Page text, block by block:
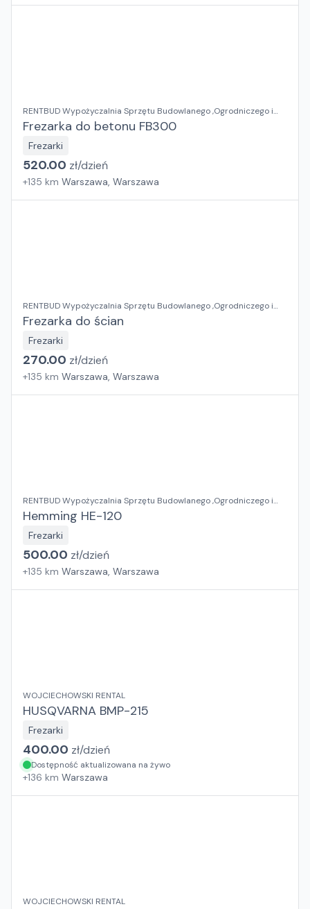
RENTBUD Wypożyczalnia Sprzętu Budowlanego ,Ogrodniczego i
Elektronarzędzi
Frezarka do betonu FB300
Frezarki
520.00 zł/dzień
+135 km Warszawa, Warszawa
RENTBUD Wypożyczalnia Sprzętu Budowlanego ,Ogrodniczego i
Elektronarzędzi
Frezarka do ścian
Frezarki
270.00 zł/dzień
+135 km Warszawa, Warszawa
RENTBUD Wypożyczalnia Sprzętu Budowlanego ,Ogrodniczego i
Elektronarzędzi
Hemming HE-120
Frezarki
500.00 zł/dzień
+135 km Warszawa, Warszawa
WOJCIECHOWSKI RENTAL
HUSQVARNA BMP-215
Frezarki
400.00 zł/dzień
Dostępność aktualizowana na żywo
+136 km Warszawa
WOJCIECHOWSKI RENTAL